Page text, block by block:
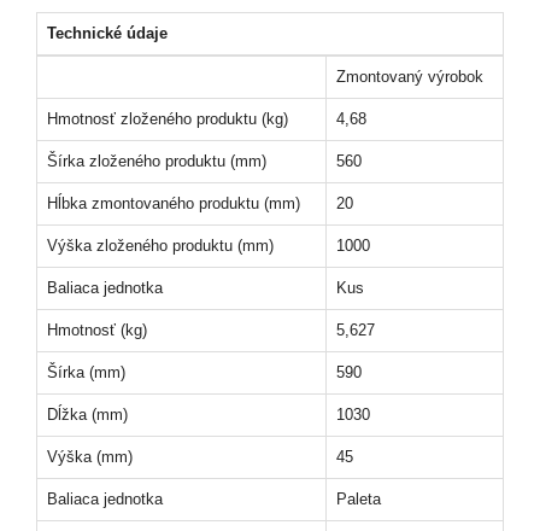
Technické údaje
Zmontovaný výrobok
Hmotnosť zloženého produktu (kg) 4,68
Šírka zloženého produktu (mm) 560
Hĺbka zmontovaného produktu (mm) 20
Výška zloženého produktu (mm) 1000
Baliaca jednotka Kus
Hmotnosť (kg) 5,627
Šírka (mm) 590
Dĺžka (mm) 1030
Výška (mm) 45
Baliaca jednotka Paleta